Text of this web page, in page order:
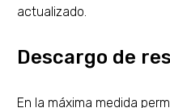
actualizado.
Descargo de
En la máxima medida